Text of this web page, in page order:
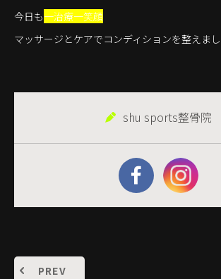
今日も一治療一笑顔
マッサージとケアでコンディションを整えま
shu sports整骨院
PREV